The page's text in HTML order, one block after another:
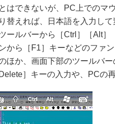
はできないが、PC上でのマ
替えれば、日本語を入力し
ールバーから［Ctrl］［Alt
から［F1］キーなどのファ
ほか、画面下部のツールバ
Delete］キーの入力や、PCの